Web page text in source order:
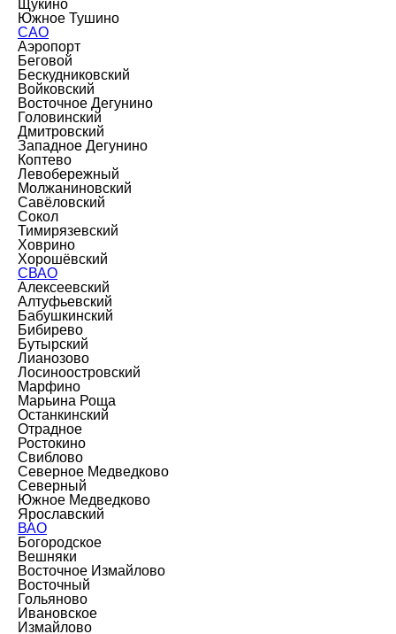
Щукино
Южное Тушино
САО
Аэропорт
Беговой
Бескудниковский
Войковский
Восточное Дегунино
Головинский
Дмитровский
Западное Дегунино
Коптево
Левобережный
Молжаниновский
Савёловский
Сокол
Тимирязевский
Ховрино
Хорошёвский
СВАО
Алексеевский
Алтуфьевский
Бабушкинский
Бибирево
Бутырский
Лианозово
Лосиноостровский
Марфино
Марьина Роща
Останкинский
Отрадное
Ростокино
Свиблово
Северное Медведково
Северный
Южное Медведково
Ярославский
ВАО
Богородское
Вешняки
Восточное Измайлово
Восточный
Гольяново
Ивановское
Измайлово